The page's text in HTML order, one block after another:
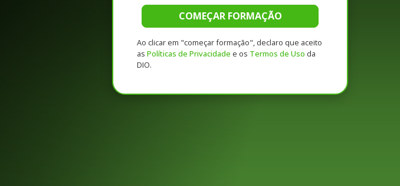
COMEÇAR FORMAÇÃO
Ao clicar em "começar formação", declaro que aceito
as Políticas de Privacidade e os Termos de Uso da
DIO.